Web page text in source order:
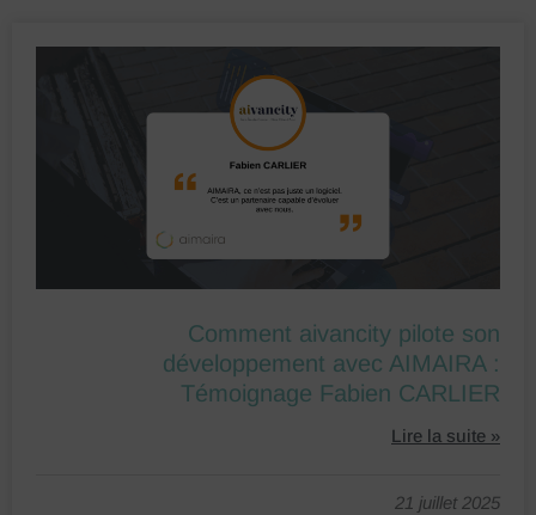
Comment aivancity pilote son
développement avec AIMAIRA :
Témoignage Fabien CARLIER
Lire la suite »
21 juillet 2025